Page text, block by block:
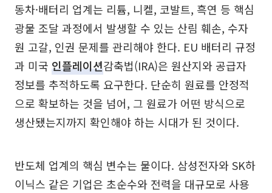
동차·배터리 업계는 리튬, 니켈, 코발트, 흑연 등 핵심
광물 조달 과정에서 발생할 수 있는 산림 훼손, 수자
원 고갈, 인권 문제를 관리해야 한다. EU 배터리 규정
과 미국 인플레이션감축법(IRA)은 원산지와 공급자
정보를 추적하도록 요구한다. 단순히 원료를 안정적
으로 확보하는 것을 넘어, 그 원료가 어떤 방식으로
생산됐는지까지 확인해야 하는 시대가 된 것이다.
반도체 업계의 핵심 변수는 물이다. 삼성전자와 SK하
이닉스 같은 기업은 초순수와 전력을 대규모로 사용